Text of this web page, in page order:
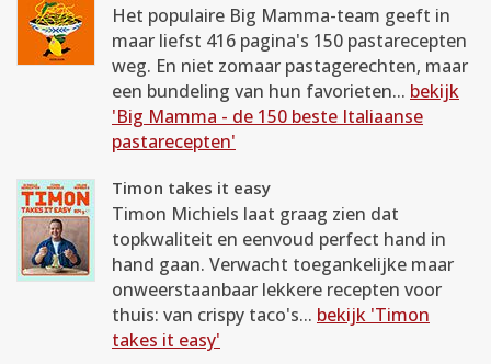
Het populaire Big Mamma-team geeft in
maar liefst 416 pagina's 150 pastarecepten
weg. En niet zomaar pastagerechten, maar
een bundeling van hun favorieten... bekijk
'Big Mamma - de 150 beste Italiaanse
pastarecepten'
Timon takes it easy
Timon Michiels laat graag zien dat
topkwaliteit en eenvoud perfect hand in
hand gaan. Verwacht toegankelijke maar
onweerstaanbaar lekkere recepten voor
thuis: van crispy taco's... bekijk 'Timon
takes it easy'